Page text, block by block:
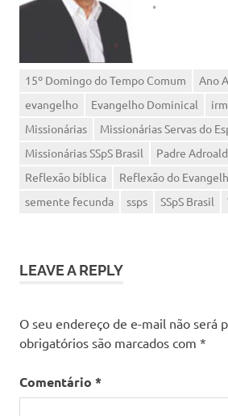
15º Domingo do Tempo Comum Ano A
evangelho
Evangelho Dominical
Missionárias
Missionárias Servas do
Missionárias SSpS Brasil
Padre
Reflexão bíblica
Reflexão do
semente fecunda
ssps SSpS Brasil
LEAVE A REPLY
O seu endereço de e-mail não será
obrigatórios são marcados com *
Comentário *